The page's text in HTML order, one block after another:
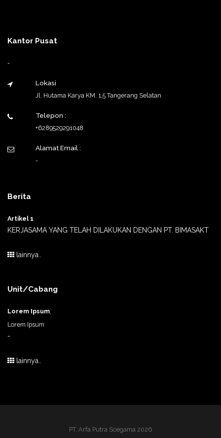
Kantor Pusat
-
Lokasi
Jl. Hutama Karya KM. 1,5 Tangerang Selatan
Telepon :
+6289529291048
Alamat Email :
-
Berita
Artikel 1
KERJASAMA YANG TELAH DILAKUKAN DENGAN PT. BIMASAKT
lainnya..
Unit/Cabang
Lorem Ipsum
Lorem Ipsum
-
lainnya..
PT. Arfa Putra Soegama 2026